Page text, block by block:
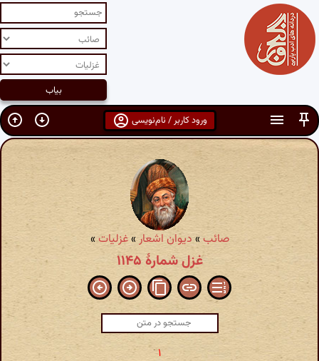
ورود کاربر / نام‌نویسی
صائب »دیوان اشعار»غزلیات»
غزل شمارهٔ ۱۱۴۵